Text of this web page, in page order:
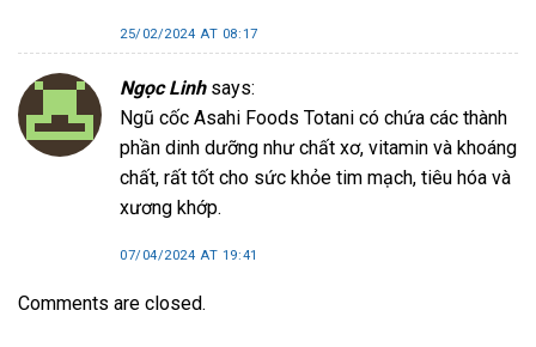
25/02/2024 AT 08:17
Ngọc Linh says:
Ngũ cốc Asahi Foods Totani có chứa các thành
phần dinh dưỡng như chất xơ, vitamin và khoáng
chất, rất tốt cho sức khỏe tim mạch, tiêu hóa và
xương khớp.
07/04/2024 AT 19:41
Comments are closed.